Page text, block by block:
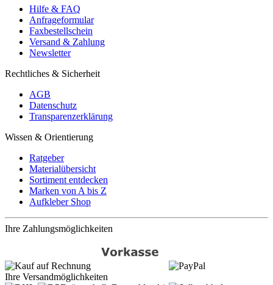
Hilfe & FAQ
Anfrageformular
Faxbestellschein
Versand & Zahlung
Newsletter
Rechtliches & Sicherheit
AGB
Datenschutz
Transparenzerklärung
Wissen & Orientierung
Ratgeber
Materialübersicht
Sortiment entdecken
Marken von A bis Z
Aufkleber Shop
Ihre Zahlungsmöglichkeiten
Ihre Versandmöglichkeiten